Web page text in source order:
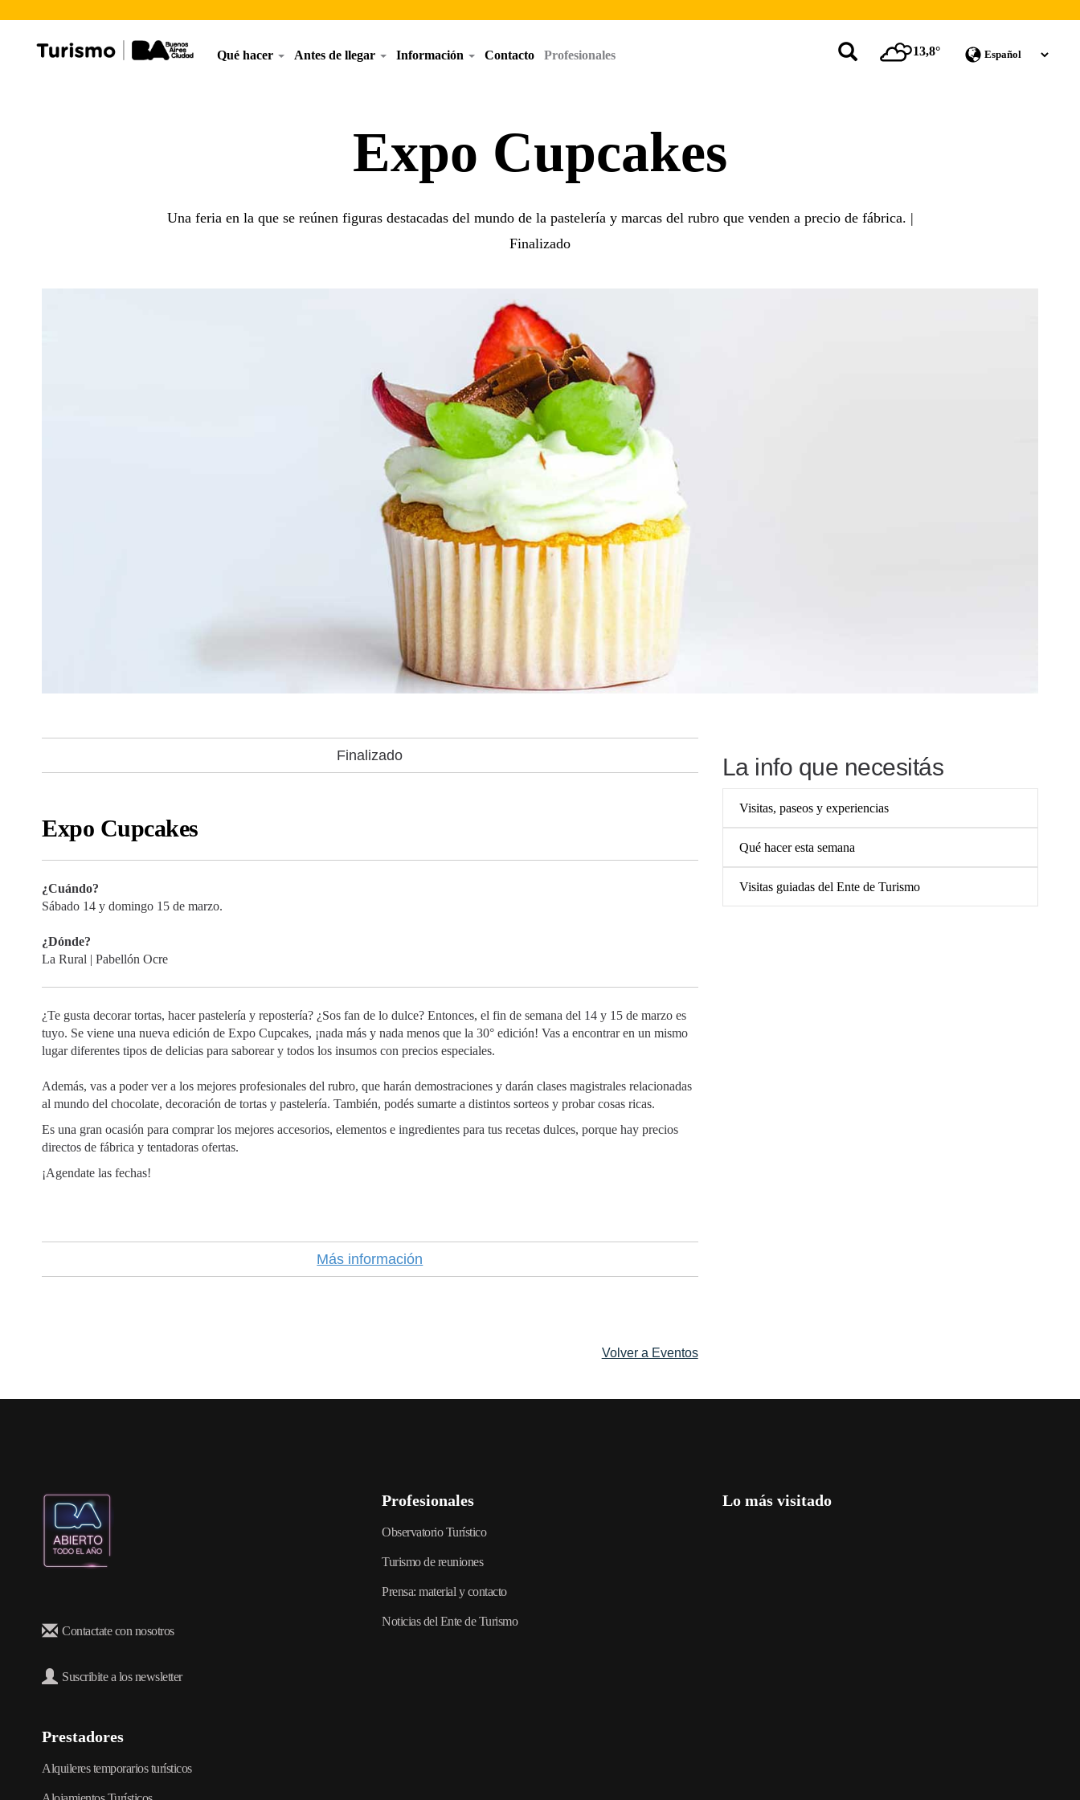
Qué hacer Antes de llegar Información Contacto Profesionales 13,8°
Expo Cupcakes
Una feria en la que se reúnen figuras destacadas del mundo de la pastelería y marcas del rubro que venden a precio de fábrica. |
Finalizado
Finalizado
Expo Cupcakes
¿Cuándo?
Sábado 14 y domingo 15 de marzo.
¿Dónde?
La Rural | Pabellón Ocre
¿Te gusta decorar tortas, hacer pastelería y repostería? ¿Sos fan de lo dulce? Entonces, el fin de semana del 14 y 15 de marzo es
tuyo. Se viene una nueva edición de Expo Cupcakes, ¡nada más y nada menos que la 30° edición! Vas a encontrar en un mismo
lugar diferentes tipos de delicias para saborear y todos los insumos con precios especiales.
Además, vas a poder ver a los mejores profesionales del rubro, que harán demostraciones y darán clases magistrales relacionadas
al mundo del chocolate, decoración de tortas y pastelería. También, podés sumarte a distintos sorteos y probar cosas ricas.
Es una gran ocasión para comprar los mejores accesorios, elementos e ingredientes para tus recetas dulces, porque hay precios
directos de fábrica y tentadoras ofertas.
¡Agendate las fechas!
Más información
Volver a Eventos
La info que necesitás
Visitas, paseos y experiencias
Qué hacer esta semana
Visitas guiadas del Ente de Turismo
Contactate con nosotros
Suscribite a los newsletter
Profesionales
Observatorio Turístico
Turismo de reuniones
Prensa: material y contacto
Noticias del Ente de Turismo
Prestadores
Alquileres temporarios turísticos
Lo más visitado